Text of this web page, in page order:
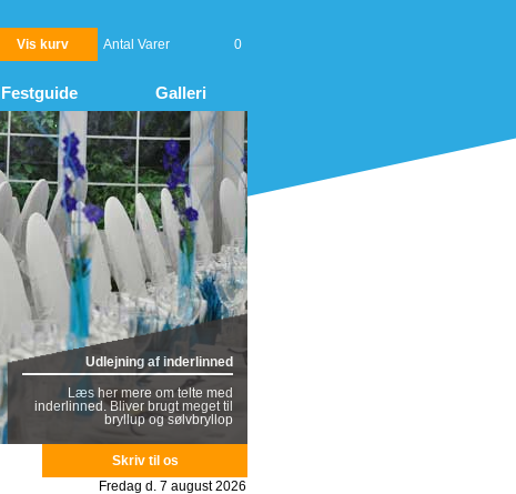
Vis kurv Antal Varer 0
Skriv til os
Fredag d. 7 august 2026
Festguide Galleri
Udlejning af inderlinned
Læs her mere om telte med
inderlinned. Bliver brugt meget til
bryllup og sølvbryllop